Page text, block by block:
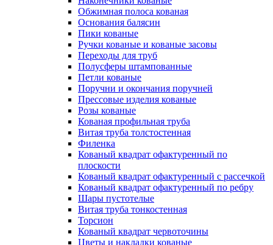
Обжимная полоса кованая
Основания балясин
Пики кованые
Ручки кованые и кованые засовы
Переходы для труб
Полусферы штампованные
Петли кованые
Поручни и окончания поручней
Прессовые изделия кованые
Розы кованые
Кованая профильная труба
Витая труба толстостенная
Филенка
Кованый квадрат офактуренный по
плоскости
Кованый квадрат офактуренный с рассечкой
Кованый квадрат офактуренный по ребру
Шары пустотелые
Витая труба тонкостенная
Торсион
Кованый квадрат червоточины
Цветы и накладки кованые